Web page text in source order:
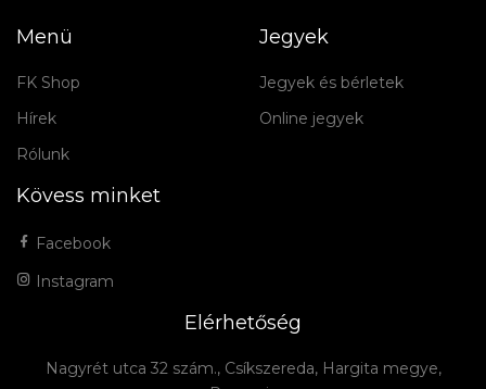
Menü
FK Shop
Hírek
Rólunk
Jegyek
Jegyek és bérletek
Online jegyek
Kövess minket
Facebook
Instagram
Elérhetőség
Nagyrét utca 32 szám., Csíkszereda, Hargita megye,